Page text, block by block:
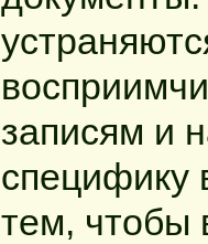
записям и
специфику
тем, чтобы